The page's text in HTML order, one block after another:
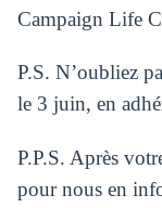
Campaign Life
P.S. N’oubliez
le 3 juin, en
P.P.S. Après
pour nous en